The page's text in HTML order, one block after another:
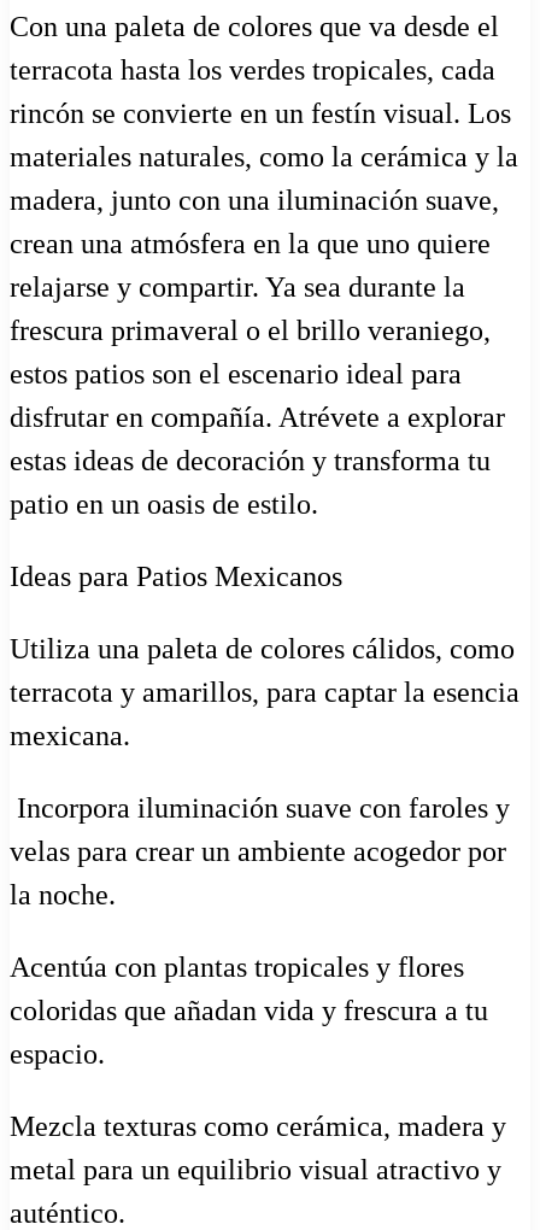
Con una paleta de colores que va desde el
terracota hasta los verdes tropicales, cada
rincón se convierte en un festín visual. Los
materiales naturales, como la cerámica y la
madera, junto con una iluminación suave,
crean una atmósfera en la que uno quiere
relajarse y compartir. Ya sea durante la
frescura primaveral o el brillo veraniego,
estos patios son el escenario ideal para
disfrutar en compañía. Atrévete a explorar
estas ideas de decoración y transforma tu
patio en un oasis de estilo.
Ideas para Patios Mexicanos
Utiliza una paleta de colores cálidos, como
terracota y amarillos, para captar la esencia
mexicana.
️ Incorpora iluminación suave con faroles y
velas para crear un ambiente acogedor por
la noche.
Acentúa con plantas tropicales y flores
coloridas que añadan vida y frescura a tu
espacio.
Mezcla texturas como cerámica, madera y
metal para un equilibrio visual atractivo y
auténtico.